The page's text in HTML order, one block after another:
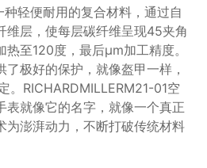
轻便耐用的复合材料，通过自
维层，使每层碳纤维呈现45夹角
至120度，最后μm加工精度。
极好的保护，就像盔甲一样，
。RICHARDMILLERM21-01空
就像它的名字，就像一个真正
为澎湃动力，不断打破传统材料